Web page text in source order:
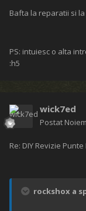
Bafta la reparatii si la
PS: intuiesc o alta
:h5
wick7ed
Postat
Re: DIY Revizie Punte
rockshox a